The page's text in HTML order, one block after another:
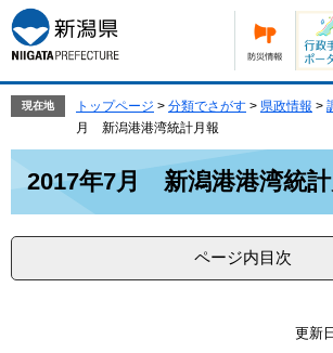
ー
ジ
の
で
ニ
ュ
ー
ば
本
文
現在地 トップページ > 分類でさがす > 県政情報 >
月 新潟港港湾統計月報
2017年7月 新潟港港湾統
ページ内目次
更新